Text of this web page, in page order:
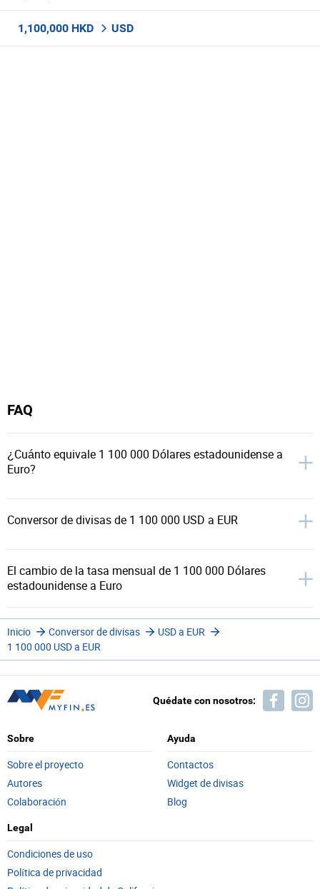
1,100,000 HKD USD
FAQ
¿Cuánto equivale 1 100 000 Dólares estadounidense a
Euro?
Conversor de divisas de 1 100 000 USD a EUR
El cambio de la tasa mensual de 1 100 000 Dólares
estadounidense a Euro
Inicio Conversor de divisas
USD a EUR
1 100 000 USD a EUR
Quédate con nosotros:
Sobre
Sobre el proyecto
Autores
Colaboración
Ayuda
Contactos
Widget de divisas
Blog
Legal
Condiciones de uso
Política de privacidad